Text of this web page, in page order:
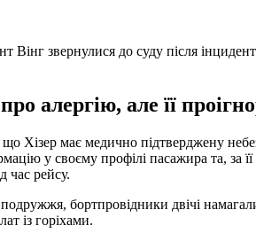
Вінг звернулися до суду після
алергію, але її
що Хізер має медично підтверджену
у своєму профілі пасажира та, за
час рейсу.
бортпровідники двічі
із горіхами.